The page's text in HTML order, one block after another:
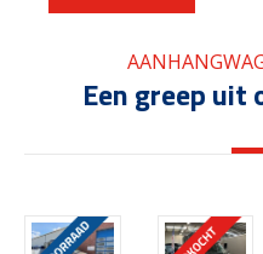
Een greep